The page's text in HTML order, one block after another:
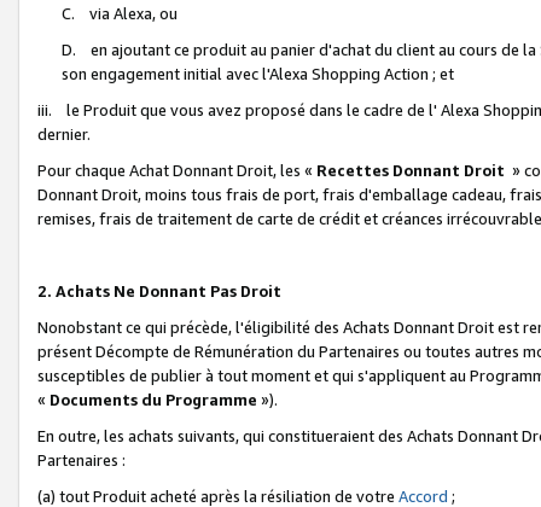
C. via Alexa, ou
D. en ajoutant ce produit au panier d'achat du client au cours de
son engagement initial avec l'Alexa Shopping Action ; et
iii. le Produit que vous avez proposé dans le cadre de l' Alexa
dernier.
Pour chaque Achat Donnant Droit, les « Recettes Donnant Droit »
Donnant Droit, moins tous frais de port, frais d'emballage cadeau,
remises, frais de traitement de carte de crédit et créances
2. Achats Ne Donnant Pas Droit
Nonobstant ce qui précède, l'éligibilité des Achats Donnant Droit est
présent Décompte de Rémunération du Partenaires ou toutes autres
susceptibles de publier à tout moment et qui s'appliquent au
« Documents du Programme »).
En outre, les achats suivants, qui constitueraient des Achats Donnant
Partenaires :
(a) tout Produit acheté après la résiliation de votre Accord ;